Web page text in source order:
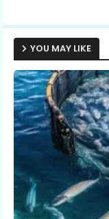
YOU MAY LIKE